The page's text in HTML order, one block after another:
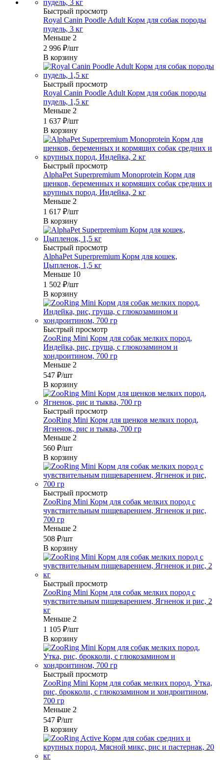
Быстрый просмотр
Royal Canin Poodle Adult Корм для собак породы
пудель, 3 кг
Меньше 2
2 996 ₽/шт
В корзину
Быстрый просмотр
Royal Canin Poodle Adult Корм для собак породы
пудель, 1,5 кг
Меньше 2
1 637 ₽/шт
В корзину
Быстрый просмотр
AlphaPet Superpremium Monoprotein Корм для
щенков, беременных и кормящих собак средних и
крупных пород, Индейка, 2 кг
Меньше 2
1 617 ₽/шт
В корзину
Быстрый просмотр
AlphaPet Superpremium Корм для кошек,
Цыпленок, 1,5 кг
Меньше 10
1 502 ₽/шт
В корзину
Быстрый просмотр
ZooRing Mini Корм для собак мелких пород,
Индейка, рис, груша, с глюкозамином и
хондроитином, 700 гр
Меньше 2
547 ₽/шт
В корзину
Быстрый просмотр
ZooRing Mini Корм для щенков мелких пород,
Ягненок, рис и тыква, 700 гр
Меньше 2
560 ₽/шт
В корзину
Быстрый просмотр
ZooRing Mini Корм для собак мелких пород с
чувствительным пищеварением, Ягненок и рис,
700 гр
Меньше 2
508 ₽/шт
В корзину
Быстрый просмотр
ZooRing Mini Корм для собак мелких пород с
чувствительным пищеварением, Ягненок и рис, 2
кг
Меньше 2
1 105 ₽/шт
В корзину
Быстрый просмотр
ZooRing Mini Корм для собак мелких пород, Утка,
рис, брокколи, с глюкозамином и хондроитином,
700 гр
Меньше 2
547 ₽/шт
В корзину